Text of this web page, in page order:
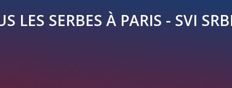
LES SERBES À PARIS - SVI